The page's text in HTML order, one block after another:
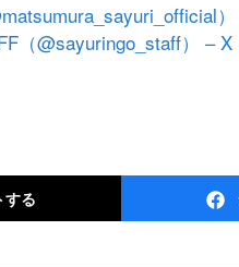
（@sayuringo_staff） – X
する